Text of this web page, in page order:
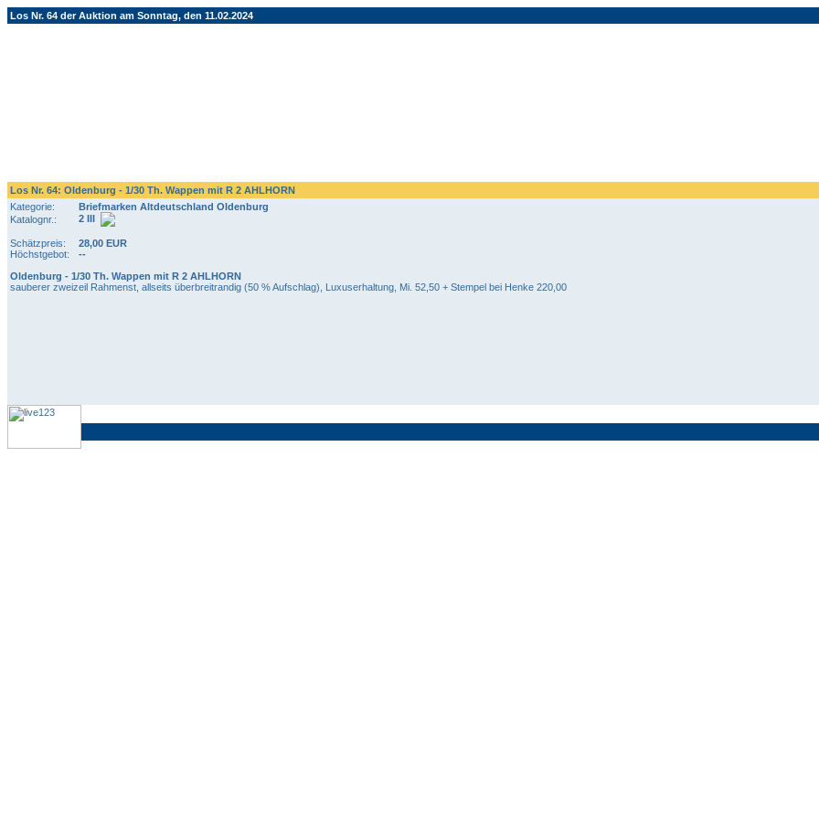
Los Nr. 64 der Auktion am Sonntag, den 11.02.2024
Los Nr. 64: Oldenburg - 1/30 Th. Wappen mit R 2 AHLHORN
Kategorie:
Briefmarken Altdeutschland Oldenburg
Katalognr.:
2 III
Schätzpreis:
28,00 EUR
Höchstgebot:
--
Oldenburg - 1/30 Th. Wappen mit R 2 AHLHORN
sauberer zweizeil Rahmenst, allseits überbreitrandig (50 % Aufschlag), Luxuserhaltung, Mi. 52,50 + Stempel bei Henke 220,00